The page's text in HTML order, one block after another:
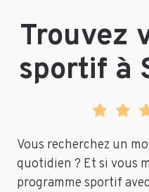
Trouvez
sportif à
Vous recherchez un
quotidien ? Et si vous
programme sportif